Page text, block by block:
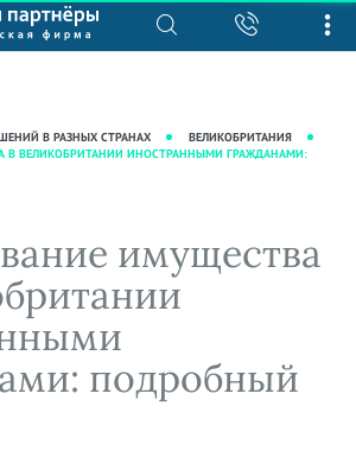
собственность
дел
В РАЗНЫХ СТРАНАХ
ВЕЛИКОБРИТАНИЯ
В ВЕЛИКОБРИТАНИИ ИНОСТРАННЫМИ ГРАЖДАНАМИ:
имущества
подробный